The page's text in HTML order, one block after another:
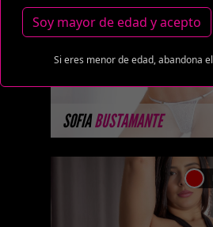
Soy mayor de edad y acepto
Si eres menor de edad, abandona
SOFIABUSTAMANTE
ojos color café. Soy
piel bla ...
MÁS INFORMACIÓN
ALISA VELEZ